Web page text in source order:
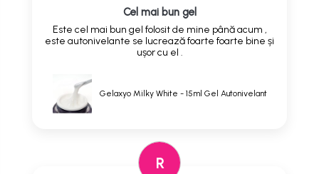
Cel mai bun gel
Este cel mai bun gel folosit de mine până acum ,
este autonivelante se lucrează foarte foarte bine și
ușor cu el .
Gelaxyo Milky White - 15ml Gel Autonivelant
R